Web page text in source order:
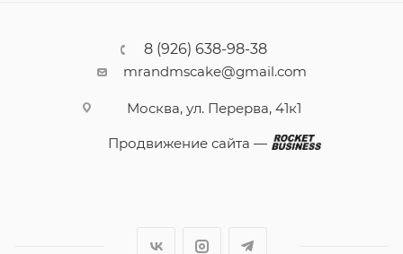
8 (926) 638-98-38
mrandmscake@gmail.com
Москва, ул. Перерва, 41к1
Продвижение сайта —